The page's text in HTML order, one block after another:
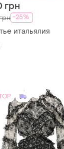
грн
-25%
итальялия